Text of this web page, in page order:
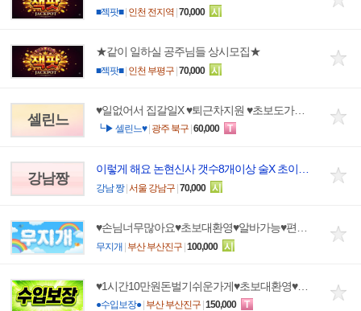
■젝팟■| 인천 전지역 70,000 시
★같이 일하실 공주님들 상시모집★
■젝팟■| 인천 부평구 70,000 시
셀린느
♥일없어서 집갈일X ♥퇴근차지원 ♥초보도가능 편한 분위기
┗▶ 셀린느♥| 광주 북구 60,000 T
강남짱
강남 짱| 서울 강남구 70,000 시
무지개 부산 부산진구 100,000 시
♥1시간10만원돈벌기쉬운가게♥초보대환영♥알바가능♥편안한대기실♥술×진상×♥모든조건ok♥
●수입보장●| 부산 부산진구 150,000 T